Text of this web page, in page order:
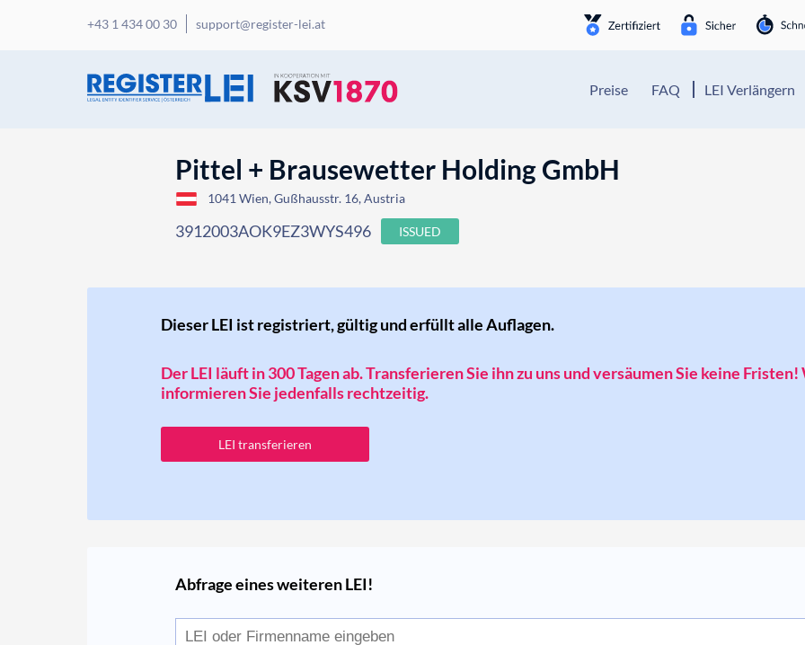
+43 1 434 00 30 support@register-lei.at
Preise FAQ LEI Verlängern
Pittel + Brausewetter Holding GmbH
1041 Wien, Gußhausstr. 16, Austria
3912003AOK9EZ3WYS496 ISSUED
Dieser LEI ist registriert, gültig und erfüllt alle Auflagen.
Der LEI läuft in 300 Tagen ab. Transferieren Sie ihn zu uns und versäumen Sie keine
informieren Sie jedenfalls rechtzeitig.
LEI transferieren
Abfrage eines weiteren LEI!